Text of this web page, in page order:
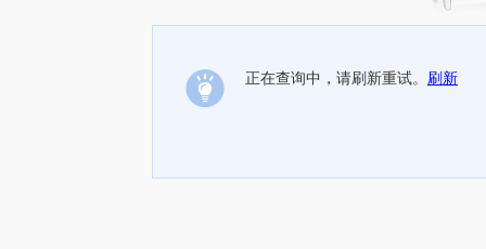
正在查询中，请刷新重试。 刷新